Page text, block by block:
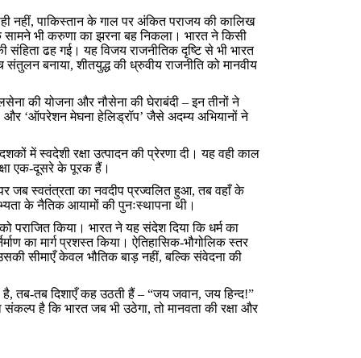
नहीं, पाकिस्तान के गाल पर अंकित पराजय की कालिख
भी करुणा का झरना बह निकला। भारत ने किसी
ढह गई। यह विजय राजनीतिक दृष्टि से भी भारत
बनाया, शीतयुद्ध की ध्रुवीय राजनीति को मानवीय
की योजना और नौसेना की घेराबंदी – इन तीनों ने
‘ऑपरेशन मेघना हेलिड्रॉप’ जैसे अदम्य अभियानों ने
में स्वदेशी रक्षा उत्पादन की प्रेरणा दी। यह वही काल
एक-दूसरे के पूरक हैं।
जब स्वतंत्रता का नवदीप प्रज्वलित हुआ, तब वहाँ के
के नैतिक आयामों की पुनःस्थापना थी।
पराजित किया। भारत ने यह संदेश दिया कि धर्म का
का मार्ग प्रशस्त किया। ऐतिहासिक-भौगोलिक स्तर
सीमाएँ केवल भौतिक बाड़ नहीं, बल्कि संवेदना की
तब-तब दिशाएँ कह उठती हैं – “जय जवान, जय हिन्द!”
है कि भारत जब भी उठेगा, तो मानवता की रक्षा और